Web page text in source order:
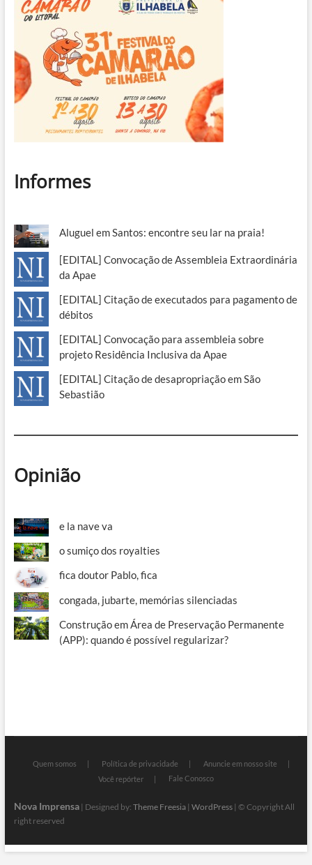
Informes
Aluguel em Santos: encontre seu lar na praia!
[EDITAL] Convocação de Assembleia Extraordinária
da Apae
[EDITAL] Citação de executados para pagamento de
débitos
[EDITAL] Convocação para assembleia sobre
projeto Residência Inclusiva da Apae
[EDITAL] Citação de desapropriação em São
Sebastião
Opinião
e la nave va
o sumiço dos royalties
fica doutor Pablo, fica
congada, jubarte, memórias silenciadas
Construção em Área de Preservação Permanente
(APP): quando é possível regularizar?
Quem somos Política de privacidade
Anuncie em nosso site
Você repórter
Fale Conosco
Nova Imprensa| Designed by: Theme Freesia| WordPress| © Copyright All
right reserved